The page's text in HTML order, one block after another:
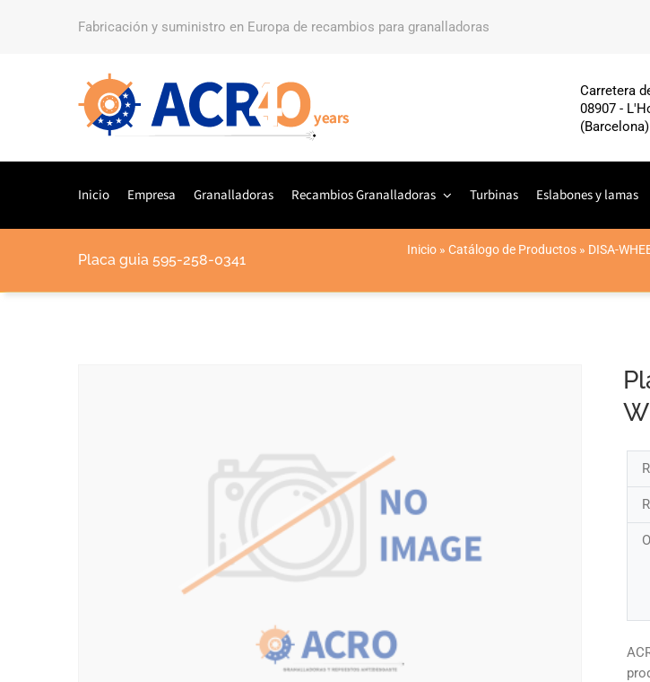
Fabricación y suministro en Europa de recambios para granalladoras
Carretera
08907 -
(Barcelona)
Inicio Empresa Granalladoras Recambios Granalladoras Turbinas Eslabones y lamas
Placa guia 595-258-0341
Inicio » Catálogo de Productos » DISA-